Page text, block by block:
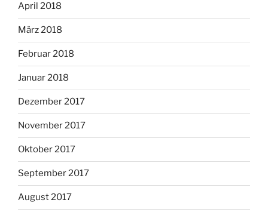
April 2018
März 2018
Februar 2018
Januar 2018
Dezember 2017
November 2017
Oktober 2017
September 2017
August 2017